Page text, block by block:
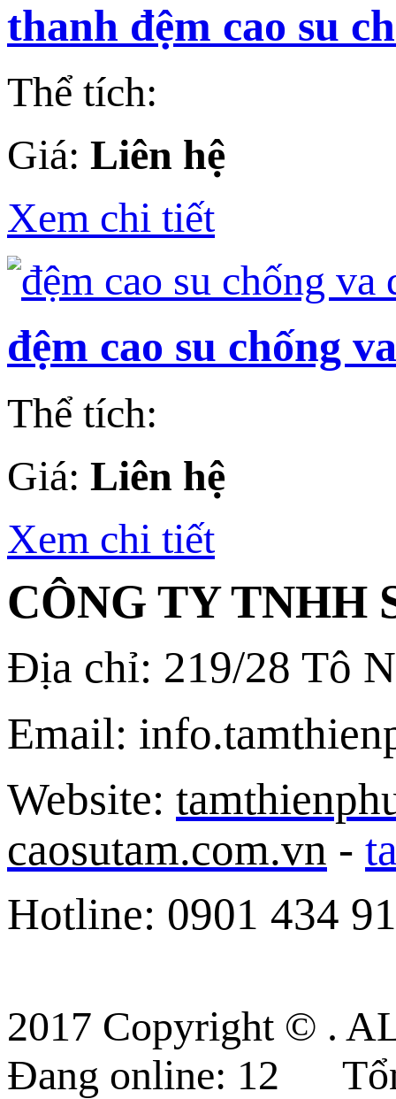
thanh đệm cao su
Thể tích:
Giá: Liên hệ
Xem chi tiết
đệm cao su chống
Thể tích:
Giá: Liên hệ
Xem chi tiết
CÔNG TY TNHH
Địa chỉ: 219/28 Tô
Email:
Website:
caosutam.com.vn -
Hotline: 0901 434
2017 Copyright © .
Đang online: 12